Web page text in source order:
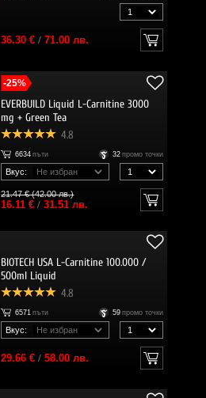
36.30 €/ 71.00 лв.
-25%
EVERBUILD Liquid L-Carnitine 3000
mg + Green Tea
4.8
6634 пъти 32 промо точки
Вкус:
21.47 € (42.00 лв.)
16.11 €/ 31.51 лв.
BIOTECH USA L-Carnitine 100.000 /
500ml Liquid
4.8
6571 пъти 59 промо точки
Вкус:
29.66 €/ 58.00 лв.